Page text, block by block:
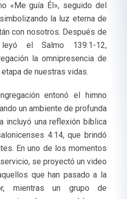
«Me guía Él», seguido del
la luz eterna de
con nosotros. Después de
el Salmo 139:1-12,
la omnipresencia de
de nuestras vidas.
entonó el himno
un ambiente de profunda
incluyó una reflexión bíblica
4:14, que brindó
En uno de los momentos
se proyectó un video
que han pasado a la
mientras un grupo de